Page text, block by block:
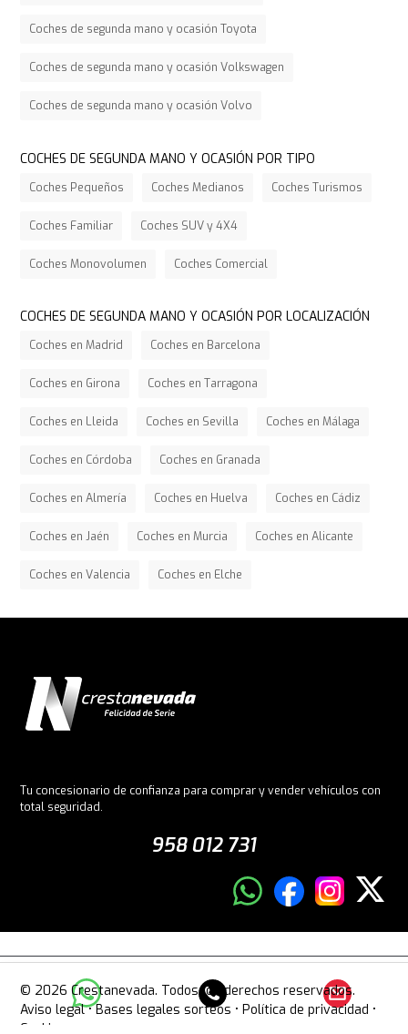
Coches de segunda mano y ocasión Toyota
Coches de segunda mano y ocasión Volkswagen
Coches de segunda mano y ocasión Volvo
COCHES DE SEGUNDA MANO Y OCASIÓN POR TIPO
Coches Pequeños Coches Medianos Coches Turismos
Coches Familiar Coches SUV y 4X4
Coches Monovolumen Coches Comercial
COCHES DE SEGUNDA MANO Y OCASIÓN POR LOCALIZACIÓN
Coches en Madrid Coches en Barcelona
Coches en Girona Coches en Tarragona
Coches en Lleida Coches en Sevilla Coches en Málaga
Coches en Córdoba Coches en Granada
Coches en Almería Coches en Huelva Coches en Cádiz
Coches en Jaén Coches en Murcia Coches en Alicante
Coches en Valencia Coches en Elche
Tu concesionario de confianza para comprar y vender vehículos con
total seguridad.
958 012 731
© 2026 Crestanevada. Todos los derechos reservados.
Aviso legal•Bases legales sorteos •Política de privacidad •
Cookies